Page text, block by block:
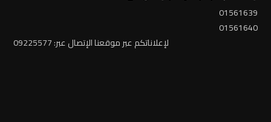
01561639
01561640
لإعلاناتكم عبر موقعنا الإتصال عبر: 09225577